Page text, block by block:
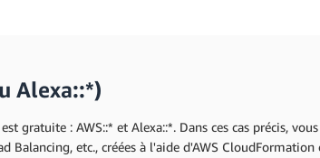
Alexa::*)
gratuite : AWS::* et Alexa::*. Dans ces cas précis,
Balancing, etc., créées à l'aide d'AWS